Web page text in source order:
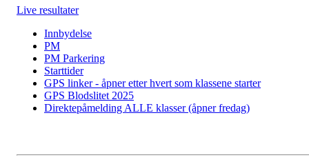
Live resultater
Innbydelse
PM
PM Parkering
Starttider
GPS linker - åpner etter hvert som klassene starter
GPS Blodslitet 2025
Direktepåmelding ALLE klasser (åpner fredag)